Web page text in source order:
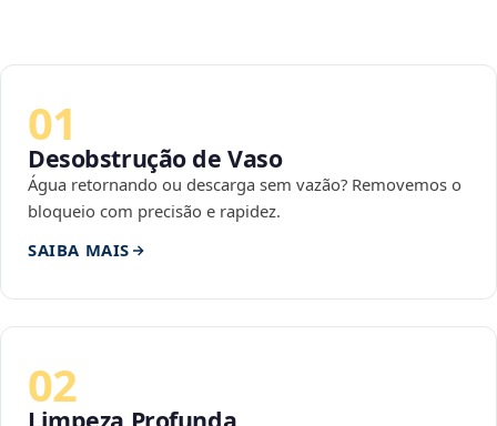
01
Desobstrução de Vaso
Água retornando ou descarga sem vazão? Removemos o
bloqueio com precisão e rapidez.
SAIBA MAIS
02